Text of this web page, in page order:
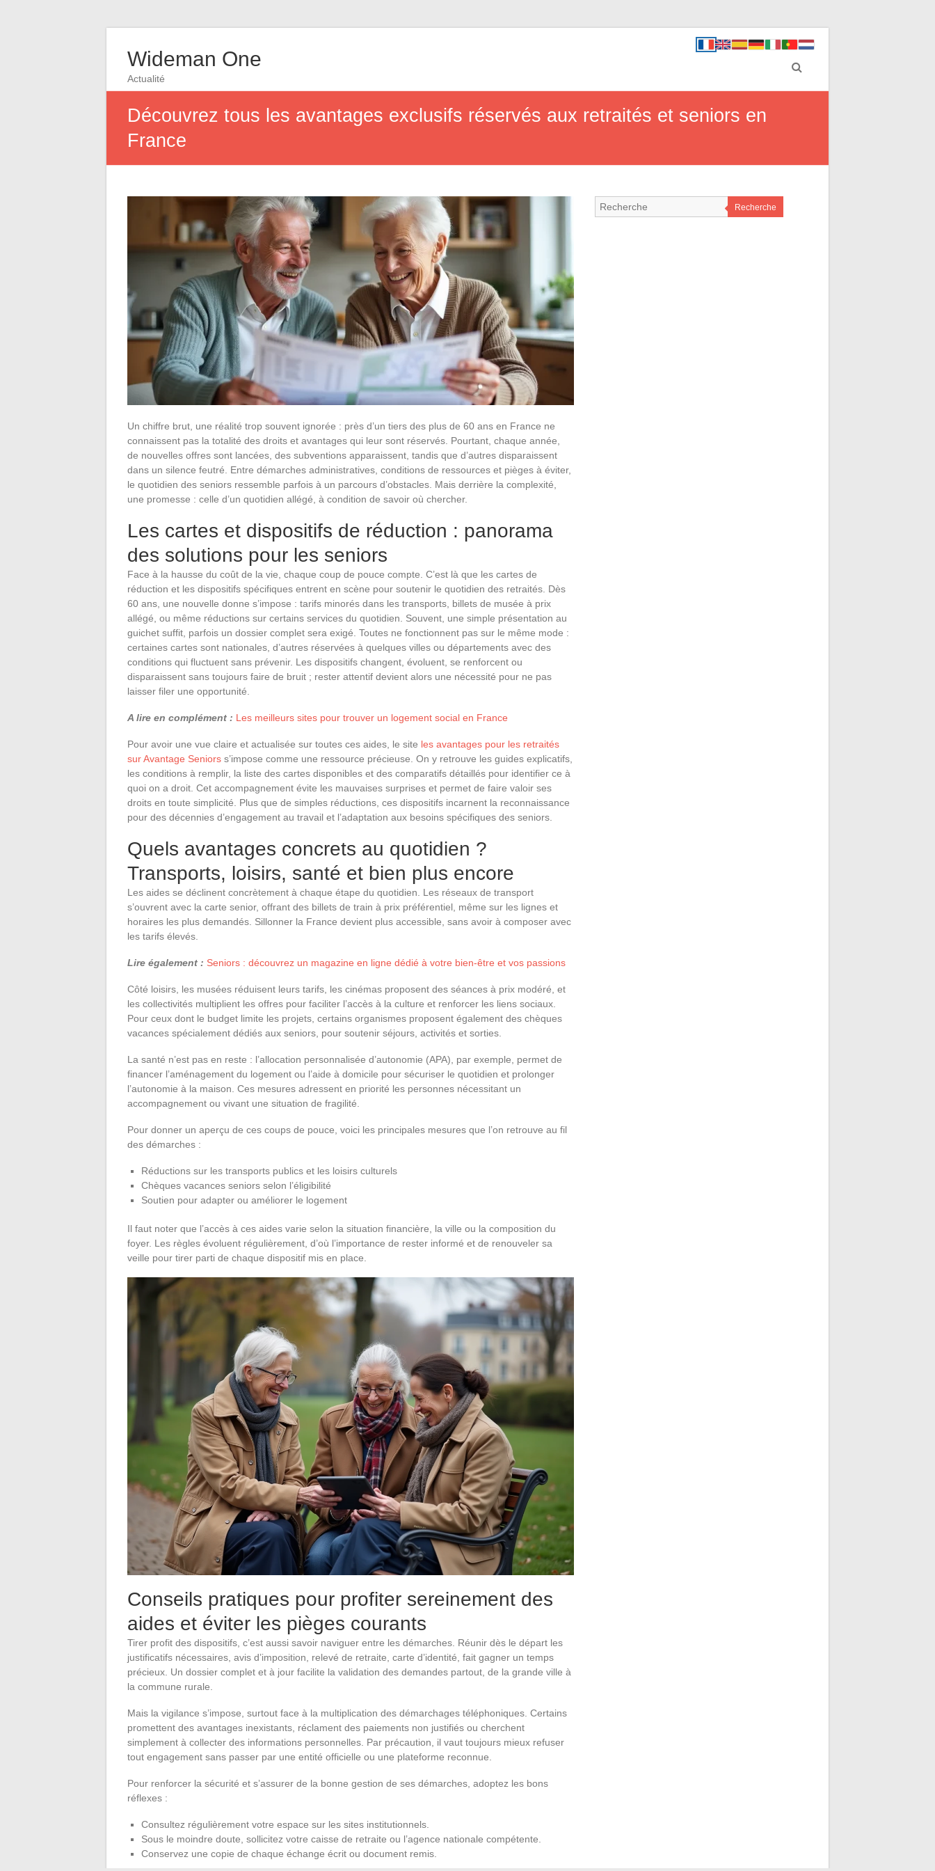
Wideman One
Actualité
Découvrez tous les avantages exclusifs réservés aux retraités et seniors en
France
Un chiffre brut, une réalité trop souvent ignorée : près d’un tiers des plus de 60 ans en France ne
connaissent pas la totalité des droits et avantages qui leur sont réservés. Pourtant, chaque année,
de nouvelles offres sont lancées, des subventions apparaissent, tandis que d’autres disparaissent
dans un silence feutré. Entre démarches administratives, conditions de ressources et pièges à éviter,
le quotidien des seniors ressemble parfois à un parcours d’obstacles. Mais derrière la complexité,
une promesse : celle d’un quotidien allégé, à condition de savoir où chercher.
Les cartes et dispositifs de réduction : panorama
des solutions pour les seniors
Face à la hausse du coût de la vie, chaque coup de pouce compte. C’est là que les cartes de
réduction et les dispositifs spécifiques entrent en scène pour soutenir le quotidien des retraités. Dès
60 ans, une nouvelle donne s’impose : tarifs minorés dans les transports, billets de musée à prix
allégé, ou même réductions sur certains services du quotidien. Souvent, une simple présentation au
guichet suffit, parfois un dossier complet sera exigé. Toutes ne fonctionnent pas sur le même mode :
certaines cartes sont nationales, d’autres réservées à quelques villes ou départements avec des
conditions qui fluctuent sans prévenir. Les dispositifs changent, évoluent, se renforcent ou
disparaissent sans toujours faire de bruit ; rester attentif devient alors une nécessité pour ne pas
laisser filer une opportunité.
A lire en complément : Les meilleurs sites pour trouver un logement social en France
Pour avoir une vue claire et actualisée sur toutes ces aides, le site les avantages pour les retraités
sur Avantage Seniors s’impose comme une ressource précieuse. On y retrouve les guides explicatifs,
les conditions à remplir, la liste des cartes disponibles et des comparatifs détaillés pour identifier ce à
quoi on a droit. Cet accompagnement évite les mauvaises surprises et permet de faire valoir ses
droits en toute simplicité. Plus que de simples réductions, ces dispositifs incarnent la reconnaissance
pour des décennies d’engagement au travail et l’adaptation aux besoins spécifiques des seniors.
Quels avantages concrets au quotidien ?
Transports, loisirs, santé et bien plus encore
Les aides se déclinent concrètement à chaque étape du quotidien. Les réseaux de transport
s’ouvrent avec la carte senior, offrant des billets de train à prix préférentiel, même sur les lignes et
horaires les plus demandés. Sillonner la France devient plus accessible, sans avoir à composer avec
les tarifs élevés.
Lire également : Seniors : découvrez un magazine en ligne dédié à votre bien-être et vos passions
Côté loisirs, les musées réduisent leurs tarifs, les cinémas proposent des séances à prix modéré, et
les collectivités multiplient les offres pour faciliter l’accès à la culture et renforcer les liens sociaux.
Pour ceux dont le budget limite les projets, certains organismes proposent également des chèques
vacances spécialement dédiés aux seniors, pour soutenir séjours, activités et sorties.
La santé n’est pas en reste : l’allocation personnalisée d’autonomie (APA), par exemple, permet de
financer l’aménagement du logement ou l’aide à domicile pour sécuriser le quotidien et prolonger
l’autonomie à la maison. Ces mesures adressent en priorité les personnes nécessitant un
accompagnement ou vivant une situation de fragilité.
Pour donner un aperçu de ces coups de pouce, voici les principales mesures que l’on retrouve au fil
des démarches :
Réductions sur les transports publics et les loisirs culturels
Chèques vacances seniors selon l’éligibilité
Soutien pour adapter ou améliorer le logement
Il faut noter que l’accès à ces aides varie selon la situation financière, la ville ou la composition du
foyer. Les règles évoluent régulièrement, d’où l’importance de rester informé et de renouveler sa
veille pour tirer parti de chaque dispositif mis en place.
Conseils pratiques pour profiter sereinement des
aides et éviter les pièges courants
Tirer profit des dispositifs, c’est aussi savoir naviguer entre les démarches. Réunir dès le départ les
justificatifs nécessaires, avis d’imposition, relevé de retraite, carte d’identité, fait gagner un temps
précieux. Un dossier complet et à jour facilite la validation des demandes partout, de la grande ville à
la commune rurale.
Mais la vigilance s’impose, surtout face à la multiplication des démarchages téléphoniques. Certains
promettent des avantages inexistants, réclament des paiements non justifiés ou cherchent
simplement à collecter des informations personnelles. Par précaution, il vaut toujours mieux refuser
tout engagement sans passer par une entité officielle ou une plateforme reconnue.
Pour renforcer la sécurité et s’assurer de la bonne gestion de ses démarches, adoptez les bons
réflexes :
Consultez régulièrement votre espace sur les sites institutionnels.
Sous le moindre doute, sollicitez votre caisse de retraite ou l’agence nationale compétente.
Conservez une copie de chaque échange écrit ou document remis.
Recherche